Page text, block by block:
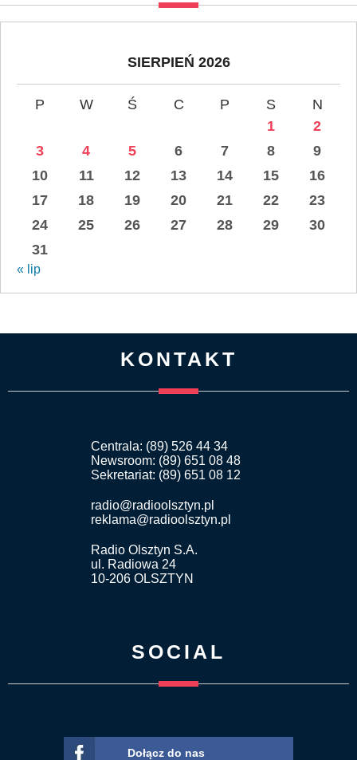
SIERPIEŃ 2026
P W Ś C P S
N
1
2
3
4 5 6 7 8
9
10
11 12 13 14 15
16
17
18 19 20 21 22
23
24
25 26 27 28 29
30
31
« lip
KONTAKT
Centrala: (89) 526 44 34
Newsroom: (89) 651 08 48
Sekretariat: (89) 651 08 12
radio@radioolsztyn.pl
reklama@radioolsztyn.pl
Radio Olsztyn S.A.
ul. Radiowa 24
10-206 OLSZTYN
SOCIAL
Dołącz do nas